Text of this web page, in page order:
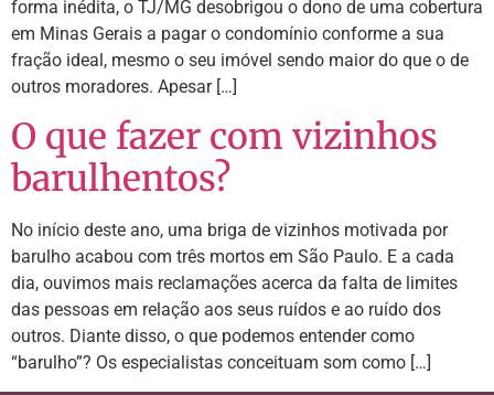
forma inédita, o TJ/MG desobrigou o dono de uma cobertura
em Minas Gerais a pagar o condomínio conforme a sua
fração ideal, mesmo o seu imóvel sendo maior do que o de
outros moradores. Apesar […]
O que fazer com vizinhos
barulhentos?
No início deste ano, uma briga de vizinhos motivada por
barulho acabou com três mortos em São Paulo. E a cada
dia, ouvimos mais reclamações acerca da falta de limites
das pessoas em relação aos seus ruídos e ao ruído dos
outros. Diante disso, o que podemos entender como
“barulho”? Os especialistas conceituam som como […]